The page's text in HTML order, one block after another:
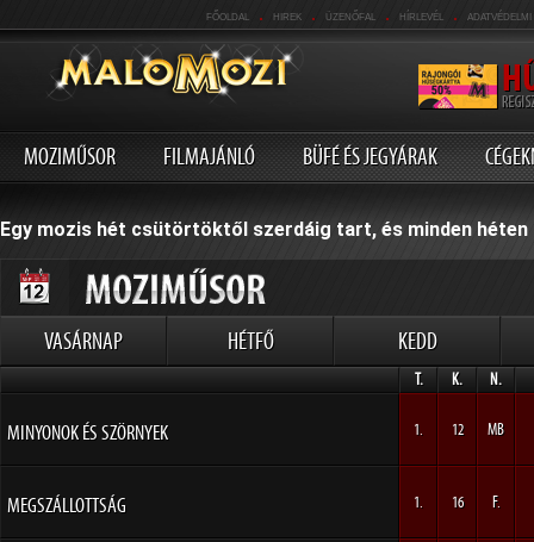
FŐOLDAL . HIREK . ÜZENŐFAL . HÍRLEVÉL . ADATVÉDELMI
MOZIMŰSOR FILMAJÁNLÓ BÜFÉ ÉS JEGYÁRAK
Egy mozis hét csütörtöktől szerdáig tart, és minden
VASÁRNAP HÉTFŐ KEDD
T. K. N.
MINYONOK ÉS SZÖRNYEK 1. 12 MB
MEGSZÁLLOTTSÁG 1. 16 F.